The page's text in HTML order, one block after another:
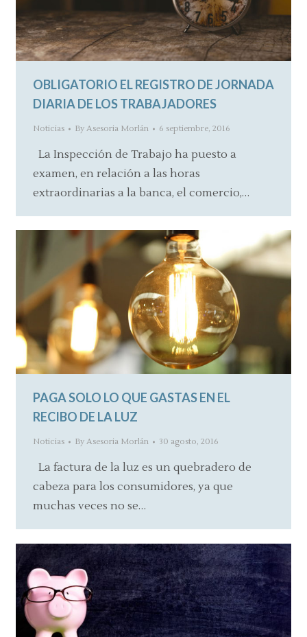
OBLIGATORIO EL REGISTRO DE JORNADA
DIARIA DE LOS TRABAJADORES
Noticias By Asesoria Morlán 6 septiembre, 2016
La Inspección de Trabajo ha puesto a
examen, en relación a las horas
extraordinarias a la banca, el comercio,…
PAGA SOLO LO QUE GASTAS EN EL
RECIBO DE LA LUZ
Noticias By Asesoria Morlán 30 agosto, 2016
La factura de la luz es un quebradero de
cabeza para los consumidores, ya que
muchas veces no se…